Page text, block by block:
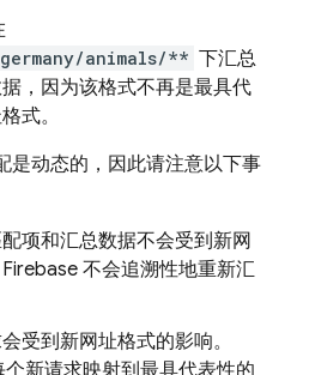
animals/** 下汇总
，因为该格式不再是最具代
式。
是动态的，因此请注意以下事
项和汇总数据不会受到新网
不会追溯性地重新汇
受到新网址格式的影响。
新请求映射到最具代表性的